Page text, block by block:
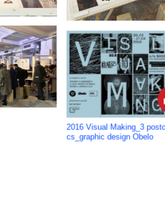
2016 Visual Making_3
cs_graphic design Obelo